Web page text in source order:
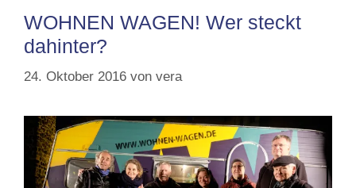
WOHNEN WAGEN! Wer steckt
dahinter?
24. Oktober 2016 von vera